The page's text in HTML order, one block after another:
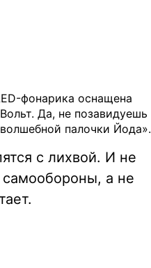
фонарика оснащена
Да, не позавидуешь
палочки Йода».
с лихвой. И не
самообороны, а не